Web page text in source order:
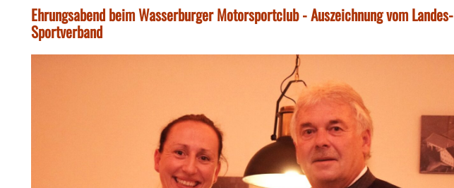
Ehrungsabend beim Wasserburger Motorsportclub - Auszeichnung vom Landes-
Sportverband